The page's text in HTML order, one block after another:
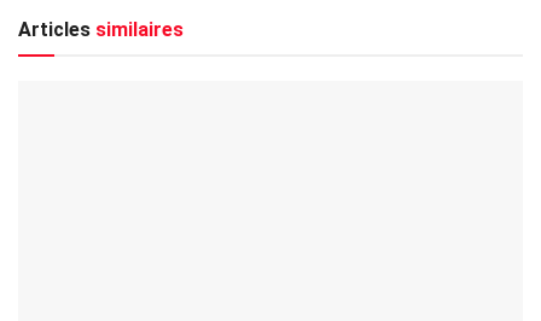
Articles similaires